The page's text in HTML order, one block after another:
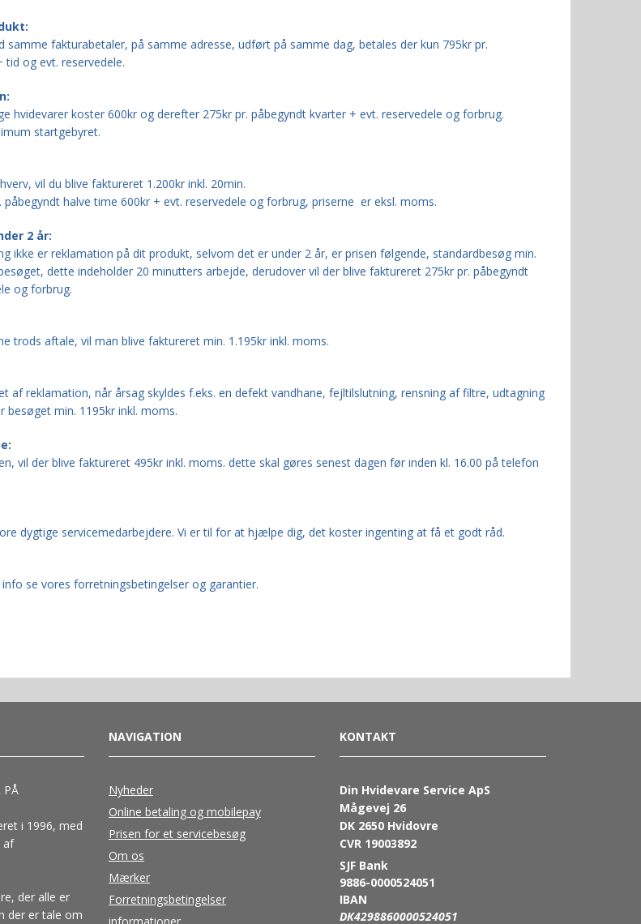
samme fakturabetaler, på samme adresse, udført på samme dag, betales der kun 795kr pr.
og evt. reservedele.
hvidevarer koster 600kr og derefter 275kr pr. påbegyndt kvarter + evt. reservedele og forbrug.
startgebyret.
vil du blive faktureret 1.200kr inkl. 20min.
halve time 600kr + evt. reservedele og forbrug, priserne er eksl. moms.
2 år:
ikke er reklamation på dit produkt, selvom det er under 2 år, er prisen følgende, standardbesøg min.
dette indeholder 20 minutters arbejde, derudover vil der blive faktureret 275kr pr. påbegyndt
og forbrug.
trods aftale, vil man blive faktureret min. 1.195kr inkl. moms.
af reklamation, når årsag skyldes f.eks. en defekt vandhane, fejltilslutning, rensning af filtre, udtagning
besøget min. 1195kr inkl. moms.
vil der blive faktureret 495kr inkl. moms. dette skal gøres senest dagen før inden kl. 16.00 på telefon
dygtige servicemedarbejdere. Vi er til for at hjælpe dig, det koster ingenting at få et godt råd.
se vores forretningsbetingelser og garantier.
PÅ
i 1996, med
af
der alle er
der er tale om
NAVIGATION
Nyheder
Online betaling og mobilepay
Prisen for et servicebesøg
Om os
Mærker
Forretningsbetingelser
informationer
KONTAKT
Din Hvidevare Service ApS
Mågevej 26
DK 2650 Hvidovre
CVR 19003892
SJF Bank
9886-0000524051
IBAN
DK4298860000524051